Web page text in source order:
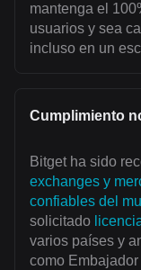
mantenga el
usuarios y sea
incluso en un
Cumplimiento
Bitget ha sido
exchanges y
confiables del
solicitado
varios países y
como